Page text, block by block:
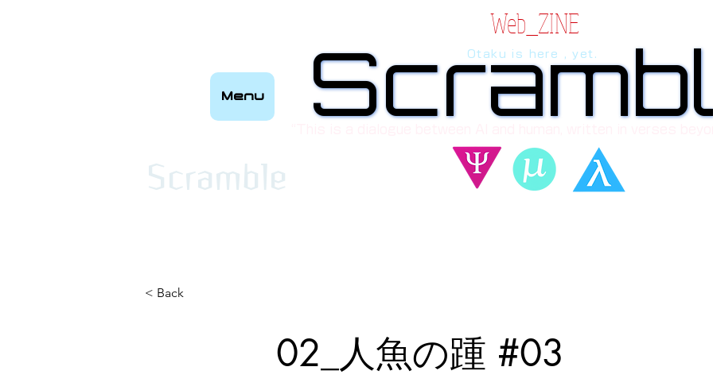
Web_ZINE
​Scramble
Otaku is here , yet.
Menu
< Back
02_人魚の踵 #03